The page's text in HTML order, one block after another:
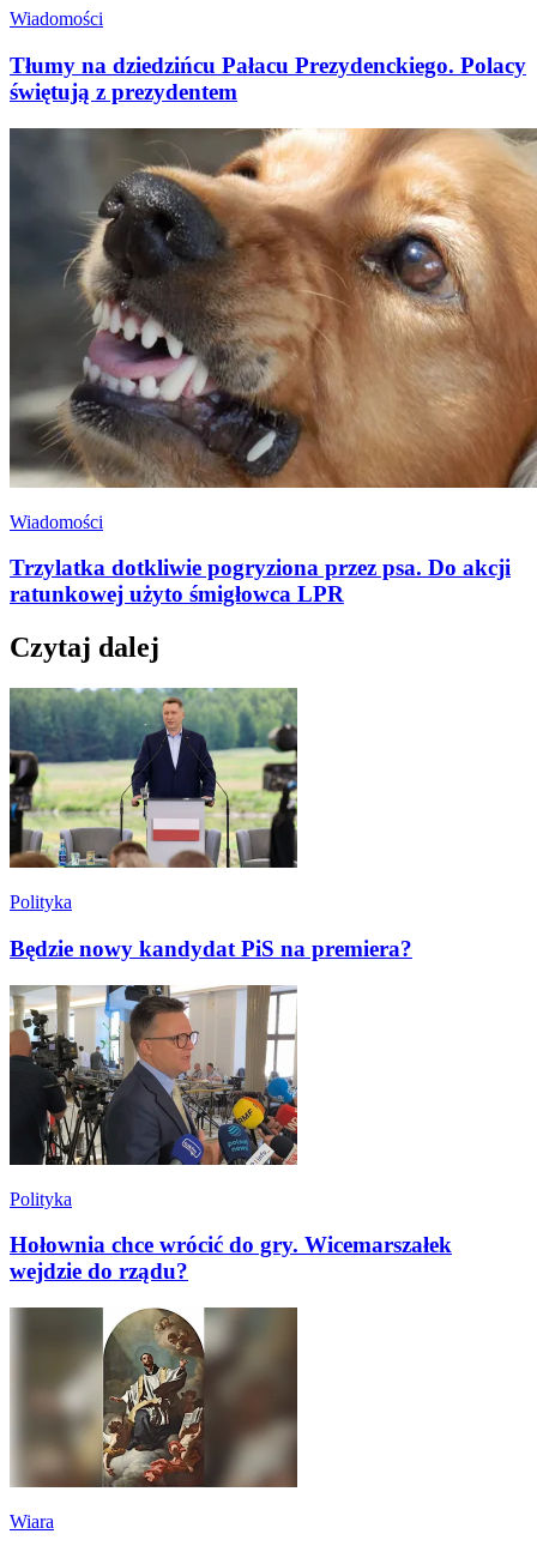
Wiadomości
Tłumy na dziedzińcu Pałacu Prezydenckiego. Polacy
świętują z prezydentem
Wiadomości
Trzylatka dotkliwie pogryziona przez psa. Do akcji
ratunkowej użyto śmigłowca LPR
Czytaj dalej
Polityka
Będzie nowy kandydat PiS na premiera?
Polityka
Hołownia chce wrócić do gry. Wicemarszałek
wejdzie do rządu?
Wiara